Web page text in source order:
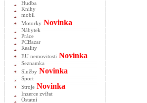
Hudba
Knihy
mobil
Motorky Novinka
Nábytek
Práce
PCBazar
Reality
EU nemovitosti Novinka
Seznamka
Služby Novinka
Sport
Stroje Novinka
Inzerce zvířat
Ostatní